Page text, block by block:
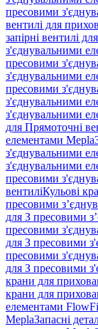
пресовими
вентилі для
запірні вентилі
з'єднувальними
пресовими
з'єднувальними
пресовими
з'єднувальними
з'єднувальними
для Прямоточні
елементами Mepla
з'єднувальними
з'єднувальними
пресовими
вентиліКульові
пресовими
для З пресовими
пресовими
для З пресовими
пресовими
для З пресовими
крани для
крани для
елементами
MeplaЗапасні